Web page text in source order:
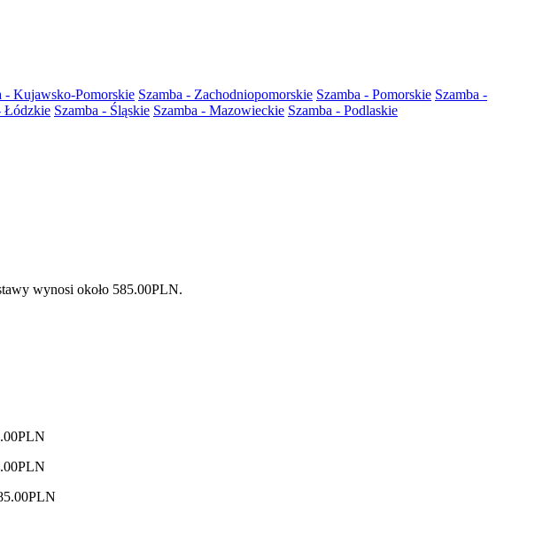
- Kujawsko-Pomorskie Szamba - Zachodniopomorskie Szamba - Pomorskie Szamba -
Łódzkie Szamba - Śląskie Szamba - Mazowieckie Szamba - Podlaskie
wynosi około 585.00PLN.